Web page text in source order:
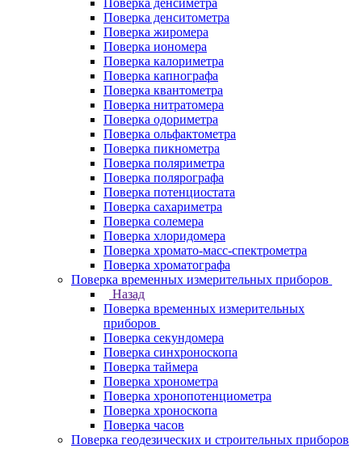
Поверка денсиметра
Поверка денситометра
Поверка жиромера
Поверка иономера
Поверка калориметра
Поверка капнографа
Поверка квантометра
Поверка нитратомера
Поверка одориметра
Поверка ольфактометра
Поверка пикнометра
Поверка поляриметра
Поверка полярографа
Поверка потенциостата
Поверка сахариметра
Поверка солемера
Поверка хлоридомера
Поверка хромато-масс-спектрометра
Поверка хроматографа
Поверка временных измерительных приборов
Назад
Поверка временных измерительных
приборов
Поверка секундомера
Поверка синхроноскопа
Поверка таймера
Поверка хронометра
Поверка хронопотенциометра
Поверка хроноскопа
Поверка часов
Поверка геодезических и строительных приборов